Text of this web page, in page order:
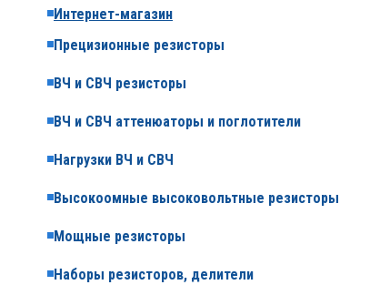
Интернет-магазин
Прецизионные резисторы
ВЧ и СВЧ резисторы
ВЧ и СВЧ аттенюаторы и поглотители
Нагрузки ВЧ и СВЧ
Высокоомные высоковольтные резисторы
Мощные резисторы
Наборы резисторов, делители